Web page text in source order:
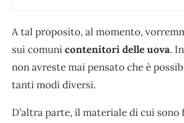
A tal proposito, al momento,
sui comunicontenitori delle uova.
non avreste mai pensato che è
tanti modi diversi.
D’altra parte, il materiale di cui